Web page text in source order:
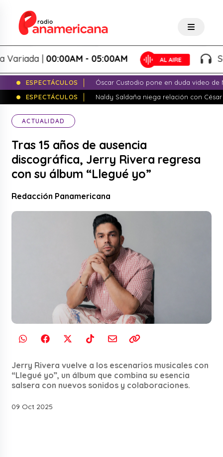
|00:00AM - 05:00AM
ESPECTÁCULOS
Óscar Custodio pone en duda video de
ESPECTÁCULOS
Naldy Saldaña niega relación con
ACTUALIDAD
Tras 15 años de ausencia
discográfica, Jerry Rivera regresa
con su álbum “Llegué yo”
Redacción Panamericana
Jerry Rivera vuelve a los escenarios musicales con
“Llegué yo”, un álbum que combina su esencia
salsera con nuevos sonidos y colaboraciones.
09 Oct 2025